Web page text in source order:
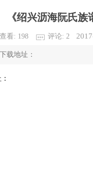
《绍兴沥海阮氏
查看: 198 评论: 2
载地址：